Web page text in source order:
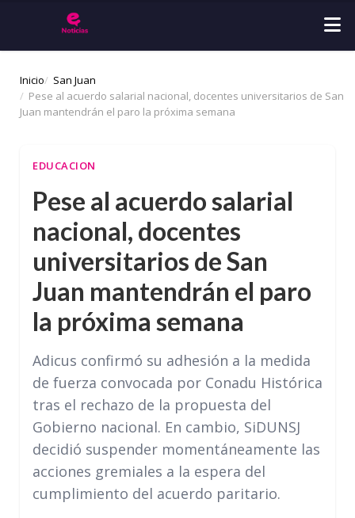
Inicio
San Juan
Pese al acuerdo salarial nacional, docentes universitarios de San
Juan mantendrán el paro la próxima semana
EDUCACION
Pese al acuerdo salarial
nacional, docentes
universitarios de San
Juan mantendrán el paro
la próxima semana
Adicus confirmó su adhesión a la medida
de fuerza convocada por Conadu Histórica
tras el rechazo de la propuesta del
Gobierno nacional. En cambio, SiDUNSJ
decidió suspender momentáneamente las
acciones gremiales a la espera del
cumplimiento del acuerdo paritario.